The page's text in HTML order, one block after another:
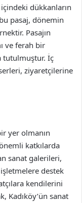
dükkanların
pasaj, dönemin
Pasajın
ve ferah bir
tutulmuştur. İç
ziyaretçilerine
yer olmanın
katkılarda
sanat galerileri,
destek
kendilerini
Kadıköy’ün sanat